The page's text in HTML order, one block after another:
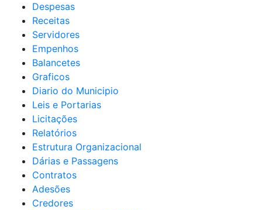
Despesas
Receitas
Servidores
Empenhos
Balancetes
Graficos
Diario do Municipio
Leis e Portarias
Licitações
Relatórios
Estrutura Organizacional
Dárias e Passagens
Contratos
Adesões
Credores